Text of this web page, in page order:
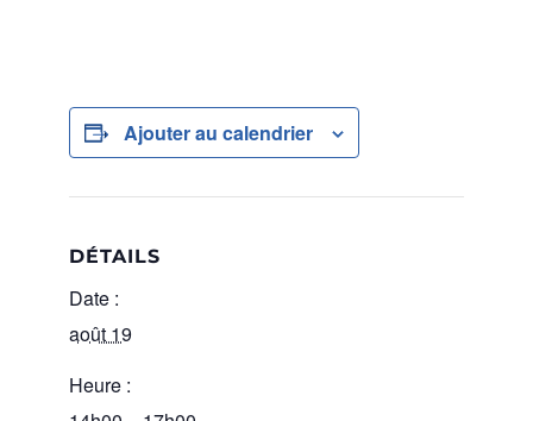
Ajouter au calendrier
DÉTAILS
Date :
août 19
Heure :